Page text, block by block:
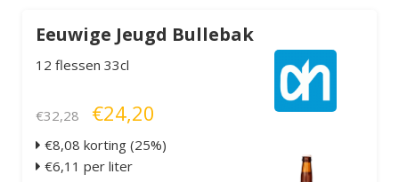
Eeuwige Jeugd Bullebak
12 flessen 33cl
€32,28 €24,20
€8,08 korting (25%)
€6,11 per liter